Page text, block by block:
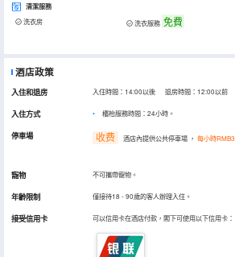
清潔服務
洗衣房 洗衣服務 免費
酒店政策
入住和退房 入住時間：14:00以後 退房時間：12:00以前
入住方式 櫃枱服務時間：24小時。
停車場 收费 酒店內提供公共停車場 ， 每小時RMB3
寵物 不可攜帶寵物。
年齡限制 僅接待18 - 90歲的客人辦理入住。
接受信用卡 可以信用卡在酒店付款，閣下可使用以下信用卡：